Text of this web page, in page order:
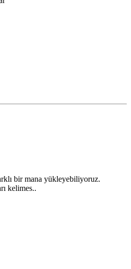
bir mana yükleyebiliyoruz.
kelimes..